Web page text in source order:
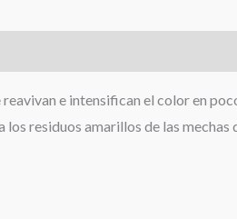
e intensifican el color en
residuos amarillos de las